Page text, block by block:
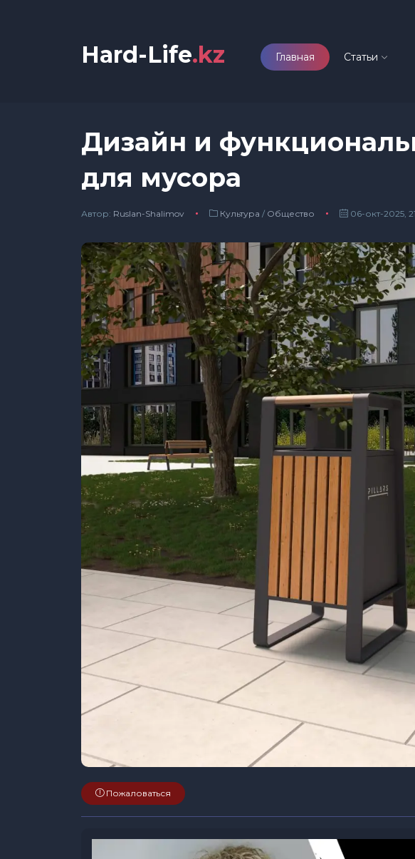
Hard-Life.kz Главная Статьи
Дизайн и
для мусора
Автор: Ruslan-Shalimov Культура / Общество 06-окт-2025,
Пожаловаться